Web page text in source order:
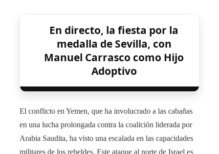
En directo, la fiesta por la
medalla de Sevilla, con
Manuel Carrasco como Hijo
Adoptivo
El conflicto en Yemen, que ha involucrado a las cabañas
en una lucha prolongada contra la coalición liderada por
Arabia Saudita, ha visto una escalada en las capacidades
militares de los rebeldes. Este ataque al norte de Israel es